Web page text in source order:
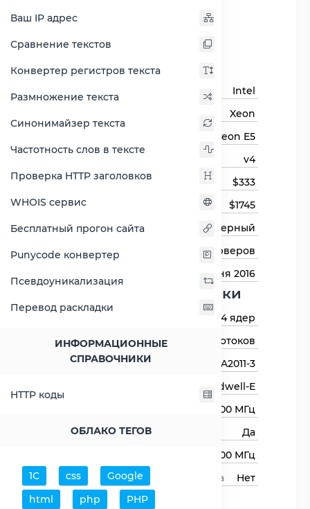
Ваш IP адрес
Сравнение текстов
Конвертер регистров текста
Размножение текста
Синонимайзер текста
Частотность слов в тексте
Проверка HTTP заголовков
WHOIS сервис
Бесплатный прогон сайта
Punycode конвертер
Псевдоуникализация
Перевод раскладки
ИНФОРМАЦИОННЫЕ
СПРАВОЧНИКИ
HTTP коды
ОБЛАКО ТЕГОВ
1С css
Google
html
php
PHP
Xeon E5-2680 v4
Основная информация
Intel
Xeon
Xeon E5
v4
Цена
$333
Цена на момент выхода
$1745
Тип процессора
Серверный
Назначение
Для серверов
20 июня 2016
Основные харктеристики
14 ядер
Количество потоков
28 потоков
Сокет (разъём)
LGA2011-3
Broadwell-E
2400 МГц
Авторазгон
Да
3300 МГц
Свободный множитель процессора
Нет
Процессор